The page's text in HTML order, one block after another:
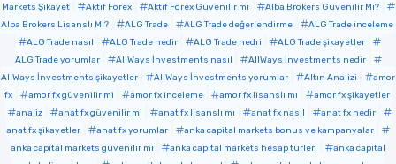
Markets Şikayet
Aktif Forex Aktif Forex Güvenilir mi
Alba Brokers Güvenilir Mi?
Alba Brokers Lisanslı Mı?
ALG Trade ALG Trade değerlendirme
ALG Trade inceleme
ALG Trade nasıl
ALG Trade nedir ALG Trade nedri
ALG Trade şikayetler
ALG Trade yorumlar
AllWays İnvestments nasıl
AllWays İnvestments nedir
AllWays İnvestments şikayetler
AllWays İnvestments yorumlar Altın Analizi
amor
fx
amor fx güvenilir mi amor fx inceleme amor fx lisanslı mı
amor fx şikayetler
analiz
anat fx güvenilir mi anat fx lisanslı mı anat fx nasıl
anat fx nedir
anat fx şikayetler
anat fx yorumlar
anka capital markets bonus ve kampanyalar
anka capital markets güvenilir mi
anka capital markets hesap türleri
anka capital